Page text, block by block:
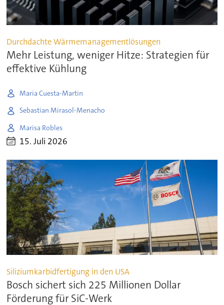
Durchdachte Wärmemanagementlösungen
Mehr Leistung, weniger Hitze: Strategien für
effektive Kühlung
Maria Cuesta-Martin
Sebastian Mirasol-Menacho
Marisa Robles
15. Juli 2026
Siliziumkarbidfertigung in den USA
Bosch sichert sich 225 Millionen Dollar
Förderung für SiC-Werk